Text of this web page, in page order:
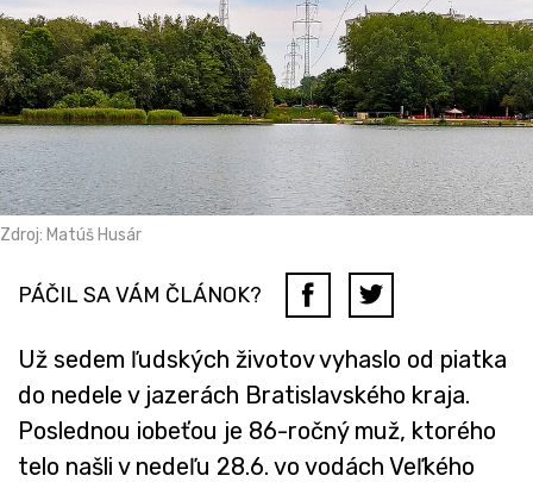
Zdroj: Matúš Husár
PÁČIL SA VÁM ČLÁNOK?
Už sedem ľudských životov vyhaslo od piatka
do nedele v jazerách Bratislavského kraja.
Poslednou iobeťou je 86-ročný muž, ktorého
telo našli v nedeľu 28.6. vo vodách Veľkého